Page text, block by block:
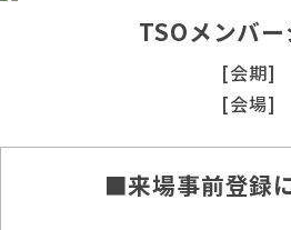
TSOメンバ
[会期]
[会場]
■来場事前登録